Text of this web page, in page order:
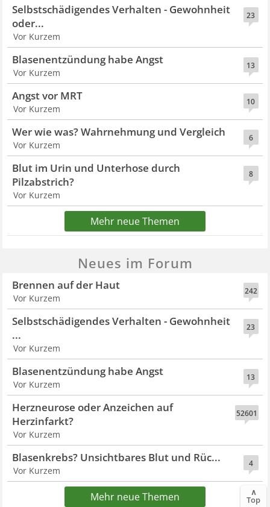
23
Selbstschädigendes Verhalten - Gewohnheit
oder...
Vor Kurzem
13
Blasenentzündung habe Angst
Vor Kurzem
10
Angst vor MRT
Vor Kurzem
6
Wer wie was? Wahrnehmung und Vergleich
Vor Kurzem
8
Blut im Urin und Unterhose durch
Pilzabstrich?
Vor Kurzem
Mehr neue Themen
Neues im Forum
242
Brennen auf der Haut
Vor Kurzem
23
Selbstschädigendes Verhalten - Gewohnheit
...
Vor Kurzem
13
Blasenentzündung habe Angst
Vor Kurzem
52601
Herzneurose oder Anzeichen auf
Herzinfarkt?
Vor Kurzem
4
Blasenkrebs? Unsichtbares Blut und Rüc...
Vor Kurzem
Mehr neue Themen ∧
Top